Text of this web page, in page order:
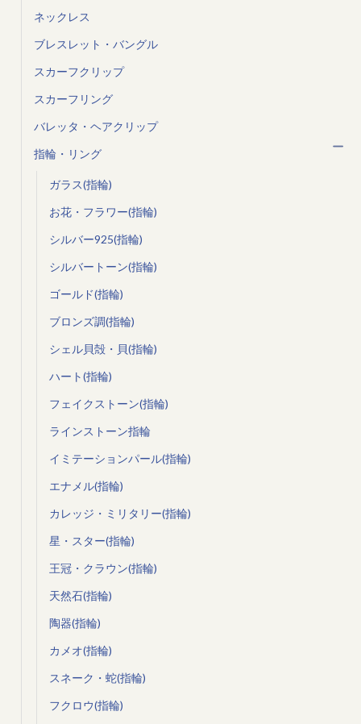
ネックレス
ブレスレット・バングル
スカーフクリップ
スカーフリング
バレッタ・ヘアクリップ
指輪・リング
ガラス(指輪)
お花・フラワー(指輪)
シルバー925(指輪)
シルバートーン(指輪)
ゴールド(指輪)
ブロンズ調(指輪)
シェル貝殻・貝(指輪)
ハート(指輪)
フェイクストーン(指輪)
ラインストーン指輪
イミテーションパール(指輪)
エナメル(指輪)
カレッジ・ミリタリー(指輪)
星・スター(指輪)
王冠・クラウン(指輪)
天然石(指輪)
陶器(指輪)
カメオ(指輪)
スネーク・蛇(指輪)
フクロウ(指輪)